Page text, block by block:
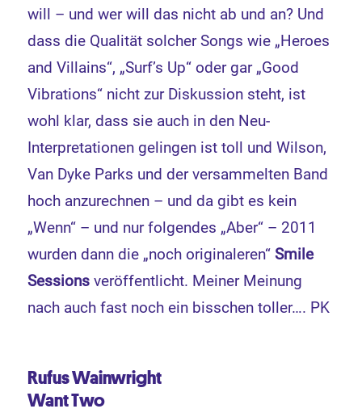
will – und wer will das nicht ab und an? Und
dass die Qualität solcher Songs wie „Heroes
and Villains“, „Surf’s Up“ oder gar „Good
Vibrations“ nicht zur Diskussion steht, ist
wohl klar, dass sie auch in den Neu-
Interpretationen gelingen ist toll und Wilson,
Van Dyke Parks und der versammelten Band
hoch anzurechnen – und da gibt es kein
„Wenn“ – und nur folgendes „Aber“ – 2011
wurden dann die „noch originaleren“Smile
Sessions veröffentlicht. Meiner Meinung
nach auch fast noch ein bisschen toller…. PK
Rufus Wainwright
Want Two